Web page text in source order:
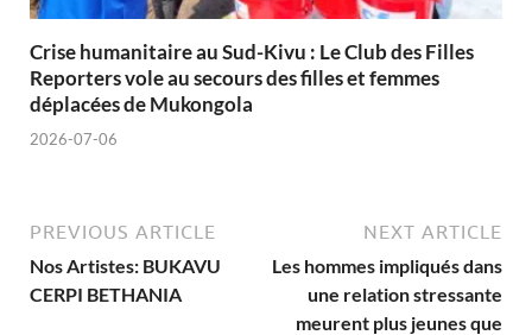
Crise humanitaire au Sud-Kivu : Le Club des Filles
Reporters vole au secours des filles et femmes
déplacées de Mukongola
2026-07-06
PREVIOUS ARTICLE
Nos Artistes: BUKAVU
CERPI BETHANIA
NEXT ARTICLE
Les hommes impliqués dans
une relation stressante
meurent plus jeunes que